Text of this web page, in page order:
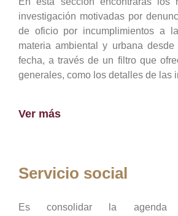
investigación motivadas por
de oficio por incumplimientos a
materia ambiental y urbana
fecha, a través de un filtro que
generales, como los detalles de las
Ver más
Servicio social
Es consolidar la agenda